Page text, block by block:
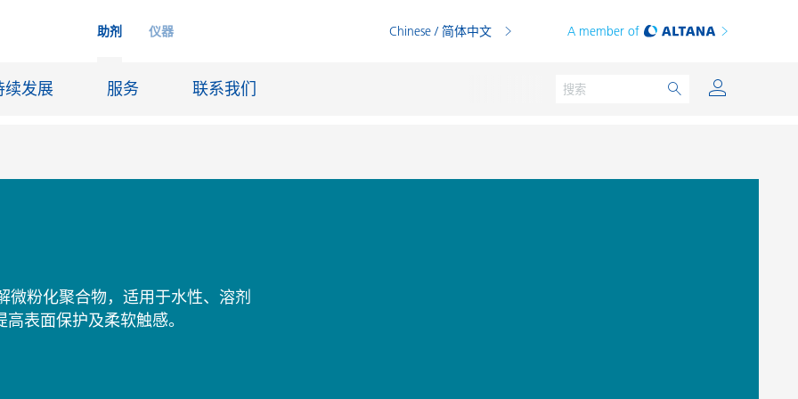
助剂 仪器 Chinese / 简体中文 A member of
续发展 服务 联系我们
润滑和脱模
粉化聚合物，适用于水性、溶剂
表面保护及柔软触感。